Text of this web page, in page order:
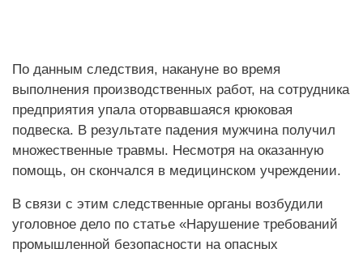
По данным следствия, накануне во время
выполнения производственных работ, на сотрудника
предприятия упала оторвавшаяся крюковая
подвеска. В результате падения мужчина получил
множественные травмы. Несмотря на оказанную
помощь, он скончался в медицинском учреждении.
В связи с этим следственные органы возбудили
уголовное дело по статье «Нарушение требований
промышленной безопасности на опасных